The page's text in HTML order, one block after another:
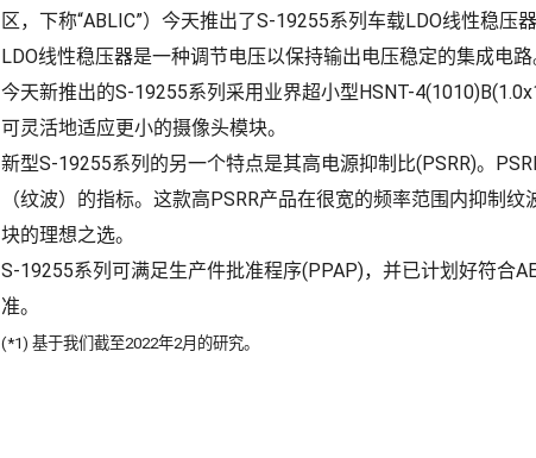
区，下称“ABLIC”）今天推出了S-19255系列车载LDO线性稳压器
LDO线性稳压器是一种调节电压以保持输出电压稳定的集成电路
今天新推出的S-19255系列采用业界超小型HSNT-
可灵活地适应更小的摄像头模块。
新型S-19255系列的另一个特点是其高电源抑制比(PSRR)。
（纹波）的指标。这款高PSRR产品在很宽的频率范围内抑制
块的理想之选。
S-19255系列可满足生产件批准程序(PPAP)，并已计划好符合
准。
(*1) 基于我们截至2022年2月的研究。